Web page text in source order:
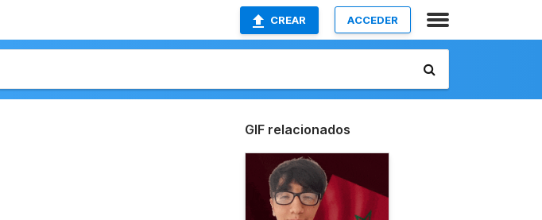
CREAR ACCEDER
GIF relacionados